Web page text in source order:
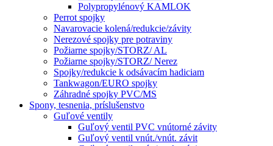
Polypropylénový KAMLOK
Perrot spojky
Navarovacie kolená/redukcie/závity
Nerezové spojky pre potraviny
Požiarne spojky/STORZ/ AL
Požiarne spojky/STORZ/ Nerez
Spojky/redukcie k odsávacím hadiciam
Tankwagon/EURO spojky
Záhradné spojky PVC/MS
Spony, tesnenia, príslušenstvo
Guľové ventily
Guľový ventil PVC vnútorné závity
Guľový ventil vnút./vnút. závit